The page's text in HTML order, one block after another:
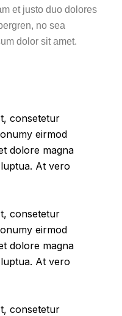
et justo duo dolores
no sea
dolor sit amet.
consetetur
eirmod
dolore magna
At vero
consetetur
eirmod
dolore magna
At vero
consetetur